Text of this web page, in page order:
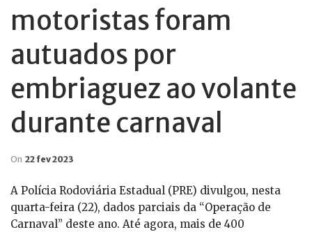
motoristas foram
autuados por
embriaguez ao volante
durante carnaval
On 22 fev 2023
A Polícia Rodoviária Estadual (PRE) divulgou, nesta
quarta-feira (22), dados parciais da “Operação de
Carnaval” deste ano. Até agora, mais de 400